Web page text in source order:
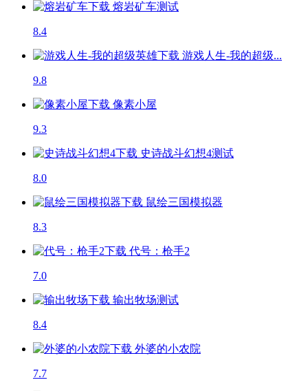
熔岩矿车测试
8.4
游戏人生-我的超级...
9.8
像素小屋
9.3
史诗战斗幻想4测试
8.0
鼠绘三国模拟器
8.3
代号：枪手2
7.0
输出牧场测试
8.4
外婆的小农院
7.7